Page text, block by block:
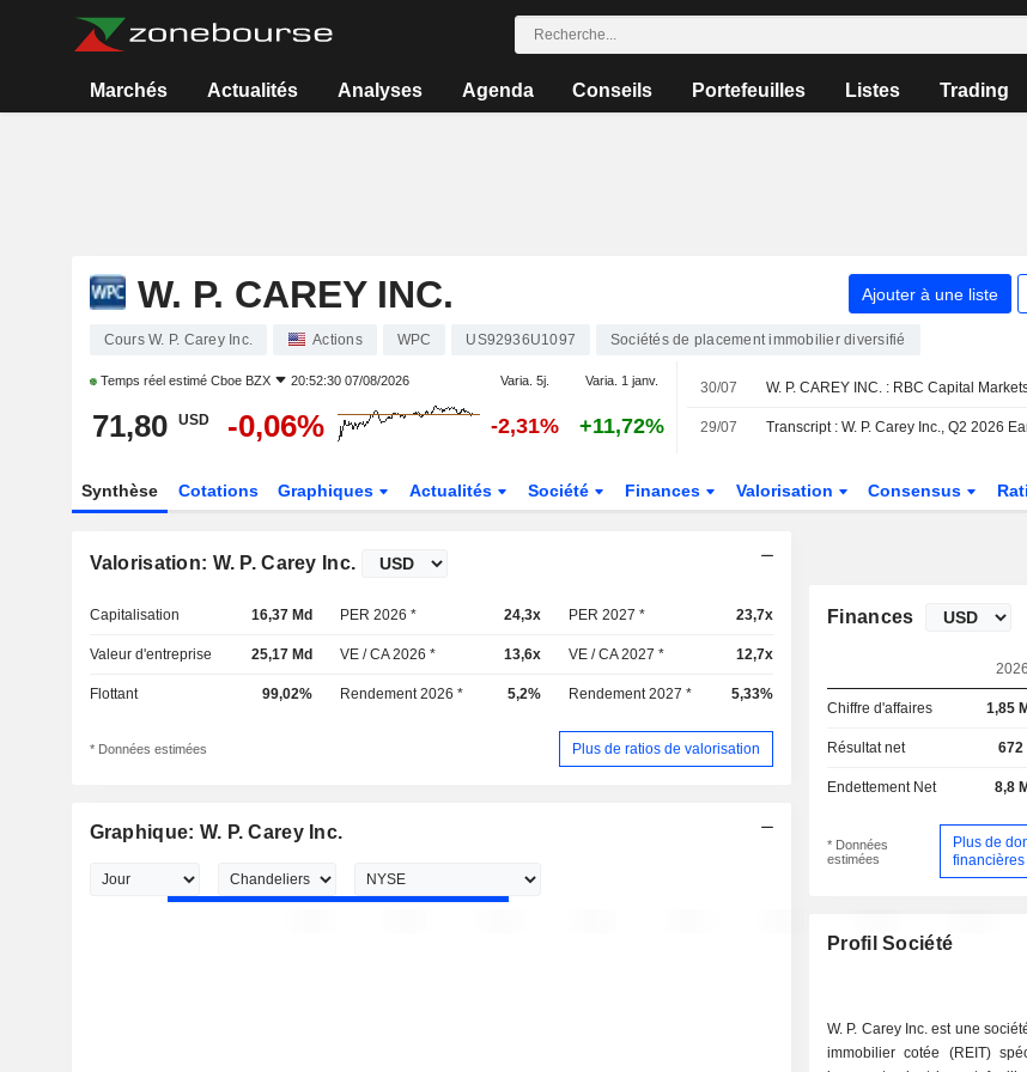
Marchés Actualités Analyses Agenda Conseils Portefeuilles Listes Trading
W. P. CAREY INC. Ajouter à une liste
Cours W. P. Carey Inc. Actions WPC US92936U1097 Sociétés de placement immobilier diversifié
Temps réel estimé Cboe BZX 20:52:30 07/08/2026 Varia. 5j. Varia. 1 janv.
71,80 USD -0,06% -2,31% +11,72%
30/07
29/07
Synthèse Cotations Graphiques Actualités Société Finances Valorisation Consensus
Valorisation: W. P. Carey Inc.
Capitalisation 16,37 Md PER 2026 * 24,3x PER 2027 * 23,7x
Valeur d'entreprise 25,17 Md VE / CA 2026 * 13,6x VE / CA 2027 * 12,7x
Flottant 99,02% Rendement 2026 * 5,2% Rendement 2027 * 5,33%
* Données estimées Plus de ratios de valorisation
Graphique: W. P. Carey Inc.
Finances
Chiffre d'affaires 1,85
Résultat net 672
Endettement Net 8,8
* Données
estimées
Plus de
financières
Profil Société
W. P. Carey Inc. est une
immobilier cotée (REIT)